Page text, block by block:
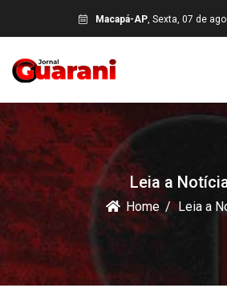
Macapá-AP, Sexta, 07 de
Leia a
Home Leia a